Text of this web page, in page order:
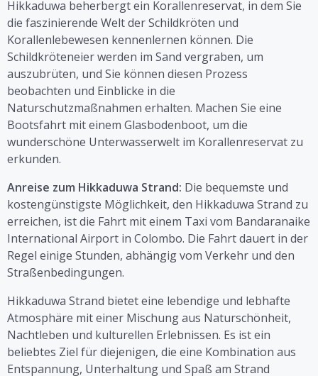
Hikkaduwa beherbergt ein Korallenreservat, in dem Sie
die faszinierende Welt der Schildkröten und
Korallenlebewesen kennenlernen können. Die
Schildkröteneier werden im Sand vergraben, um
auszubrüten, und Sie können diesen Prozess
beobachten und Einblicke in die
Naturschutzmaßnahmen erhalten. Machen Sie eine
Bootsfahrt mit einem Glasbodenboot, um die
wunderschöne Unterwasserwelt im Korallenreservat zu
erkunden.
Anreise zum Hikkaduwa Strand: Die bequemste und
kostengünstigste Möglichkeit, den Hikkaduwa Strand zu
erreichen, ist die Fahrt mit einem Taxi vom Bandaranaike
International Airport in Colombo. Die Fahrt dauert in der
Regel einige Stunden, abhängig vom Verkehr und den
Straßenbedingungen.
Hikkaduwa Strand bietet eine lebendige und lebhafte
Atmosphäre mit einer Mischung aus Naturschönheit,
Nachtleben und kulturellen Erlebnissen. Es ist ein
beliebtes Ziel für diejenigen, die eine Kombination aus
Entspannung, Unterhaltung und Spaß am Strand